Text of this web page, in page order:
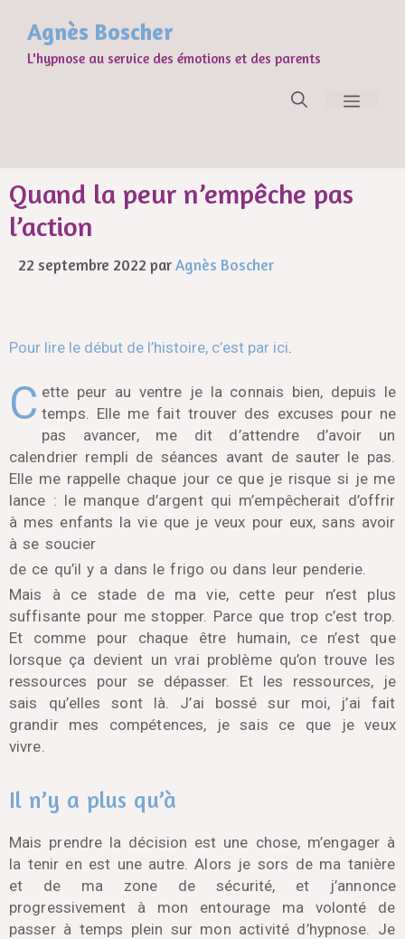
Agnès Boscher
L'hypnose au service des émotions et des parents
Quand la peur n’empêche pas
l’action
22 septembre 2022 parAgnès Boscher
Pour lire le début de l’histoire, c’est par ici
C ette peur au ventre je la connais bien, depuis le
temps. Elle me fait trouver des excuses pour ne
pas avancer, me dit d’attendre d’avoir un
calendrier rempli de séances avant de sauter le pas.
Elle me rappelle chaque jour ce que je risque si je me
lance : le manque d’argent qui m’empêcherait d’offrir
à mes enfants la vie que je veux pour eux, sans avoir
à se soucier
de ce qu’il y a dans le frigo ou dans leur penderie.
Mais à ce stade de ma vie, cette peur n’est plus
suffisante pour me stopper. Parce que trop c’est trop.
Et comme pour chaque être humain, ce n’est que
lorsque ça devient un vrai problème qu’on trouve les
ressources pour se dépasser. Et les ressources, je
sais qu’elles sont là. J’ai bossé sur moi, j’ai fait
grandir mes compétences, je sais ce que je veux
vivre.
Il n’y a plus qu’à
Mais prendre la décision est une chose, m’engager à
la tenir en est une autre. Alors je sors de ma tanière
et de ma zone de sécurité, et j’annonce
progressivement à mon entourage ma volonté de
passer à temps plein sur mon activité d’hypnose. Je